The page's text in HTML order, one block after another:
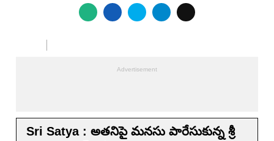
Sri Satya : అత‌నిపై మ‌న‌సు పారేసుకున్న శ్రీ